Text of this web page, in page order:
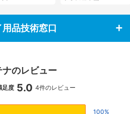
品技術窓口
のレビュー
5
足度 5.0 4件のレビュー
100%